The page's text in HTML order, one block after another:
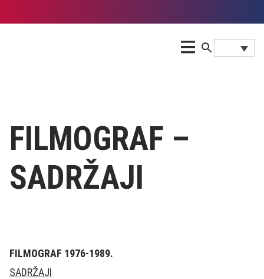
FILMOGRAF –
SADRŽAJI
FILMOGRAF 1976-1989.
SADRŽAJI